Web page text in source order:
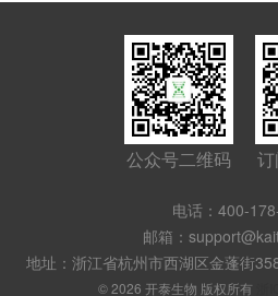
公众号二维码
电话：400-
邮箱：
地址：浙江省杭州市西湖区金蓬街
© 2026 开泰生物 版权所有